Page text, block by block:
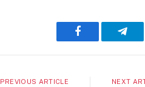
Facebook
PREVIOUS ARTICLE NEXT